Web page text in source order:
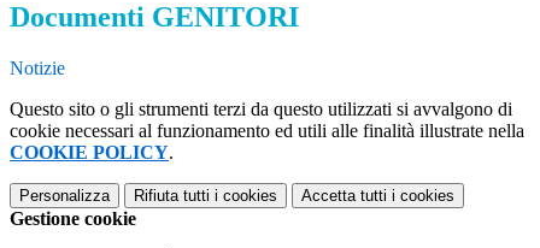
Documenti GENITORI
Notizie
Questo sito o gli strumenti terzi da questo utilizzati si avvalgono di
cookie necessari al funzionamento ed utili alle finalità illustrate nella
COOKIE POLICY.
Personalizza Rifiuta tutti i cookies Accetta tutti i cookies
Gestione cookie